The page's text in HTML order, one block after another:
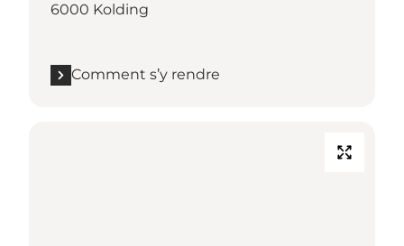
6000 Kolding
Comment s’y rendre